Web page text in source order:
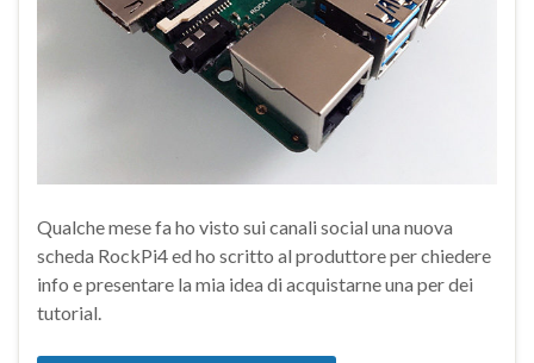
Qualche mese fa ho visto sui canali social una nuova
scheda RockPi4 ed ho scritto al produttore per chiedere
info e presentare la mia idea di acquistarne una per dei
tutorial.